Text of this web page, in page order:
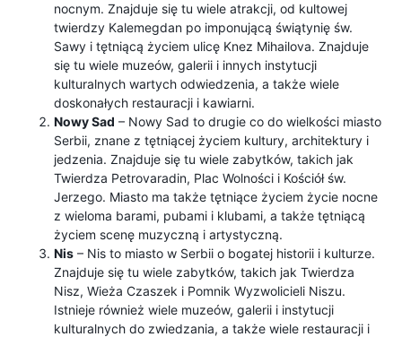
nocnym. Znajduje się tu wiele atrakcji, od kultowej
twierdzy Kalemegdan po imponującą świątynię św.
Sawy i tętniącą życiem ulicę Knez Mihailova. Znajduje
się tu wiele muzeów, galerii i innych instytucji
kulturalnych wartych odwiedzenia, a także wiele
doskonałych restauracji i kawiarni.
Nowy Sad – Nowy Sad to drugie co do wielkości miasto
Serbii, znane z tętniącej życiem kultury, architektury i
jedzenia. Znajduje się tu wiele zabytków, takich jak
Twierdza Petrovaradin, Plac Wolności i Kościół św.
Jerzego. Miasto ma także tętniące życiem życie nocne
z wieloma barami, pubami i klubami, a także tętniącą
życiem scenę muzyczną i artystyczną.
Nis – Nis to miasto w Serbii o bogatej historii i kulturze.
Znajduje się tu wiele zabytków, takich jak Twierdza
Nisz, Wieża Czaszek i Pomnik Wyzwolicieli Niszu.
Istnieje również wiele muzeów, galerii i instytucji
kulturalnych do zwiedzania, a także wiele restauracji i